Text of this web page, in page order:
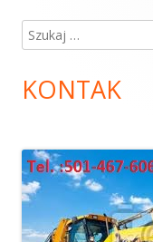
panel
Szukaj:
KONTAK